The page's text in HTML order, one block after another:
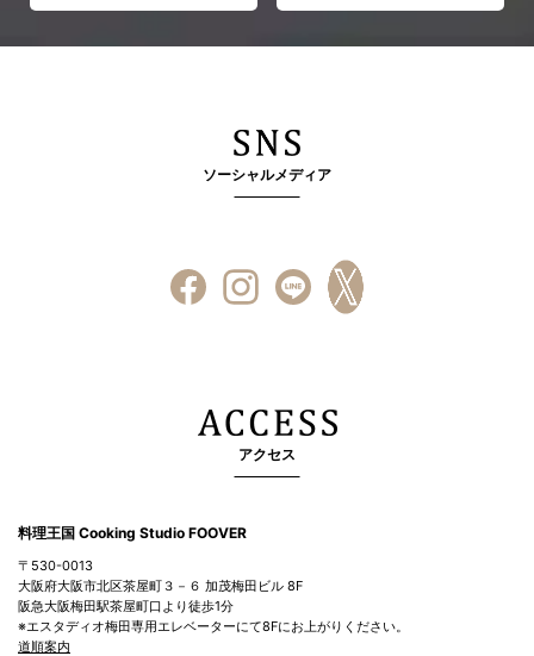
ソーシャルメディア
アクセス
料理王国 Cooking Studio FOOVER
〒530-0013
大阪府大阪市北区茶屋町３－６ 加茂梅田ビル 8F
阪急大阪梅田駅茶屋町口より徒歩1分
※エスタディオ梅田専用エレベーターにて8Fにお上がりください。
道順案内